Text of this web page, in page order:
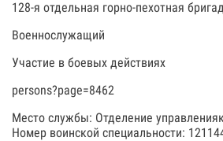
128-я отдельная горно-пехотная
Военнослужащий
Участие в боевых действиях
persons?page=8462
Место службы: Отделение
Номер воинской специальности: